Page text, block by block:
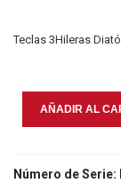
Teclas 3Hileras
Acordeon
3
AÑADIR AL
Número de Serie: